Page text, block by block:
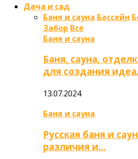
Дача и сад
Баня и сауна Бассейн
Забор Все
Баня и сауна
Баня, сауна,
для создания
13.07.2024
Баня и сауна
Русская баня и
различия и…